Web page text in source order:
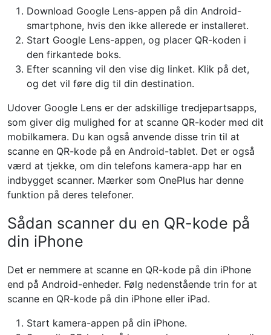
Download Google Lens-appen på din Android-
smartphone, hvis den ikke allerede er installeret.
Start Google Lens-appen, og placer QR-koden i
den firkantede boks.
Efter scanning vil den vise dig linket. Klik på det,
og det vil føre dig til din destination.
Udover Google Lens er der adskillige tredjepartsapps,
som giver dig mulighed for at scanne QR-koder med dit
mobilkamera. Du kan også anvende disse trin til at
scanne en QR-kode på en Android-tablet. Det er også
værd at tjekke, om din telefons kamera-app har en
indbygget scanner. Mærker som OnePlus har denne
funktion på deres telefoner.
Sådan scanner du en QR-kode på
din iPhone
Det er nemmere at scanne en QR-kode på din iPhone
end på Android-enheder. Følg nedenstående trin for at
scanne en QR-kode på din iPhone eller iPad.
Start kamera-appen på din iPhone.